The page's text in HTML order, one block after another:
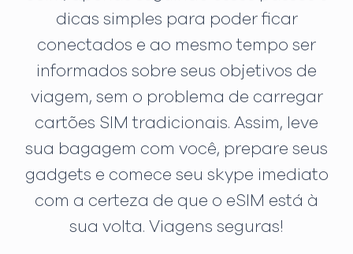
dicas simples para poder ficar
conectados e ao mesmo tempo ser
informados sobre seus objetivos de
viagem, sem o problema de carregar
cartões SIM tradicionais. Assim, leve
sua bagagem com você, prepare seus
gadgets e comece seu skype imediato
com a certeza de que o eSIM está à
sua volta. Viagens seguras!